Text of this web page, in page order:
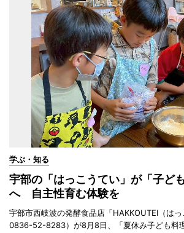
学ぶ・知る
宇部の「はっこうてい」が「子ど
へ 自主性育む体験を
宇部市西岐波の発酵食品店「HAKKOUTEI（はっ
0836-52-8283）が8月8日、「夏休み子ども料